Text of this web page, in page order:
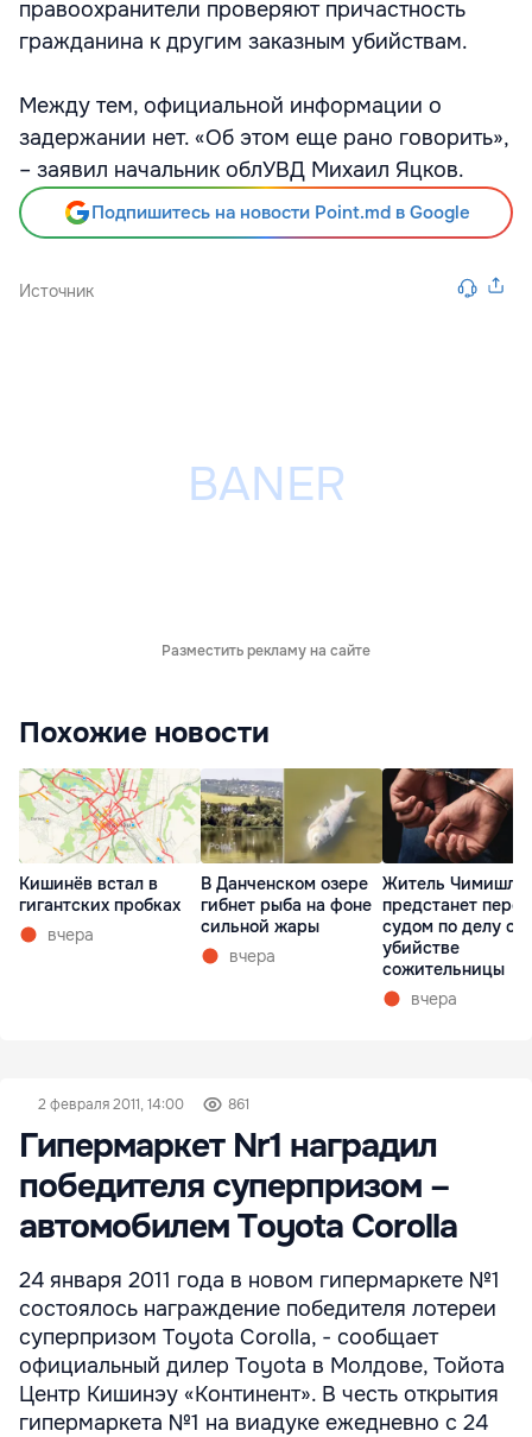
правоохранители проверяют причастность
гражданина к другим заказным убийствам.
Между тем, официальной информации о
задержании нет. «Об этом еще рано говорить»,
– заявил начальник облУВД Михаил Яцков.
Подпишитесь на новости Point.md в Google
Источник
Разместить рекламу на сайте
Похожие новости
Кишинёв встал в
гигантских пробках
вчера
В Данченском озере
гибнет рыба на фоне
сильной жары
вчера
Житель
предстанет перед
судом по делу об
убийстве
сожительницы
вчера
2 февраля 2011, 14:00 861
Гипермаркет Nr1 наградил
победителя суперпризом –
автомобилем Toyota Corolla
24 января 2011 года в новом гипермаркете №1
состоялось награждение победителя лотереи
суперпризом Toyota Corolla, - сообщает
официальный дилер Toyota в Молдове, Тойота
Центр Кишинэу «Континент». В честь открытия
гипермаркета №1 на виадуке ежедневно с 24